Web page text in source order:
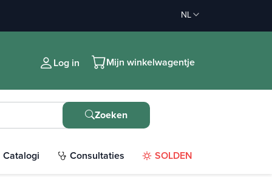
NL
Log in Mijn winkelwagentje
Zoeken
Catalogi Consultaties SOLDEN